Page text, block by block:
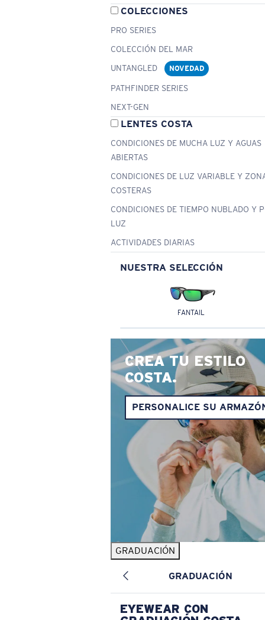
COLECCIONES
PRO SERIES
COLECCIÓN DEL MAR
UNTANGLED
NOVEDAD
PATHFINDER SERIES
NEXT-GEN
LENTES COSTA
CONDICIONES DE MUCHA LUZ Y AGUAS
ABIERTAS
CONDICIONES DE LUZ VARIABLE Y
COSTERAS
CONDICIONES DE TIEMPO NUBLADO Y
LUZ
ACTIVIDADES DIARIAS
NUESTRA SELECCIÓN
FANTAIL
CREA TU ESTILO
COSTA.
PERSONALICE SU
GRADUACIÓN
GRADUACIÓN
EYEWEAR CON